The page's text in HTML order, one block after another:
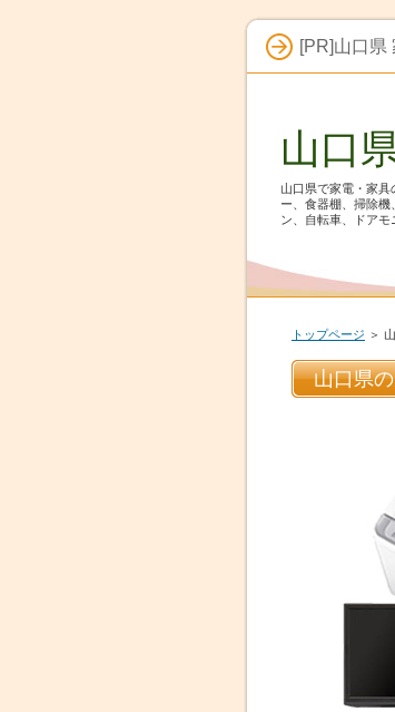
[PR]山口県
山口
山口県で家電・家
ー、食器棚、掃除
ン、自転車、ドアモ
トップページ ＞
山口県